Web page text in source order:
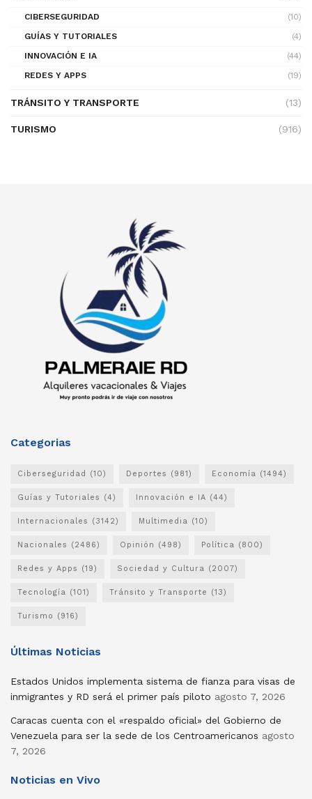
CIBERSEGURIDAD
(10)
GUÍAS Y TUTORIALES
(4)
INNOVACIÓN E IA
(44)
REDES Y APPS
(19)
TRÁNSITO Y TRANSPORTE (13)
TURISMO (916)
Categorias
Ciberseguridad (10) Deportes (981) Economía (1494)
Guías y Tutoriales (4) Innovación e IA (44)
Internacionales (3142) Multimedia (10)
Nacionales (2486) Opinión (498) Política (800)
Redes y Apps (19) Sociedad y Cultura (2007)
Tecnología (101) Tránsito y Transporte (13)
Turismo (916)
Últimas Noticias
Estados Unidos implementa sistema de fianza para visas de
inmigrantes y RD será el primer país piloto agosto 7, 2026
Caracas cuenta con el «respaldo oficial» del Gobierno de
Venezuela para ser la sede de los Centroamericanos agosto
7, 2026
Noticias en Vivo